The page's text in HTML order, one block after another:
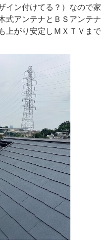
イン付けてる？）なので家
式アンテナとＢＳアンテナ
上がり安定しＭＸＴＶまで